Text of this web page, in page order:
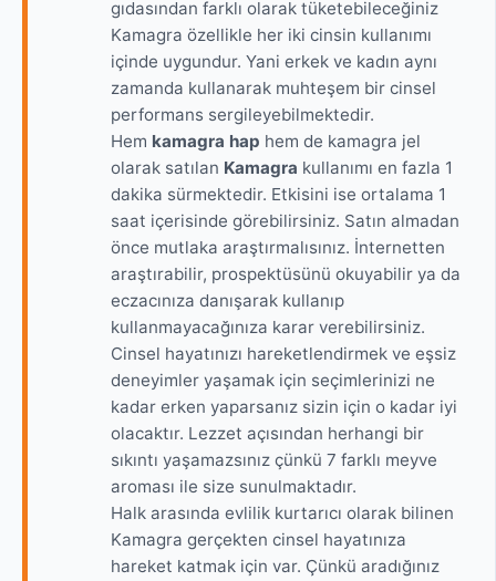
gıdasından farklı olarak tüketebileceğiniz
Kamagra özellikle her iki cinsin kullanımı
içinde uygundur. Yani erkek ve kadın aynı
zamanda kullanarak muhteşem bir cinsel
performans sergileyebilmektedir.
Hem kamagra hap hem de kamagra jel
olarak satılan Kamagra kullanımı en fazla 1
dakika sürmektedir. Etkisini ise ortalama 1
saat içerisinde görebilirsiniz. Satın almadan
önce mutlaka araştırmalısınız. İnternetten
araştırabilir, prospektüsünü okuyabilir ya da
eczacınıza danışarak kullanıp
kullanmayacağınıza karar verebilirsiniz.
Cinsel hayatınızı hareketlendirmek ve eşsiz
deneyimler yaşamak için seçimlerinizi ne
kadar erken yaparsanız sizin için o kadar iyi
olacaktır. Lezzet açısından herhangi bir
sıkıntı yaşamazsınız çünkü 7 farklı meyve
aroması ile size sunulmaktadır.
Halk arasında evlilik kurtarıcı olarak bilinen
Kamagra gerçekten cinsel hayatınıza
hareket katmak için var. Çünkü aradığınız